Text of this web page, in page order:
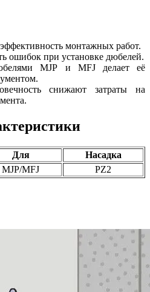
монтажных работ.
ошибок при установке дюбелей.
MJP и MFJ делает её
снижают затраты на
Для
Насадка
MJP/MFJ PZ2